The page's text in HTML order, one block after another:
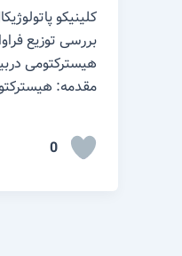
کلینیکو
بررسی توزیع
هیسترکتومی
مقدمه:
0